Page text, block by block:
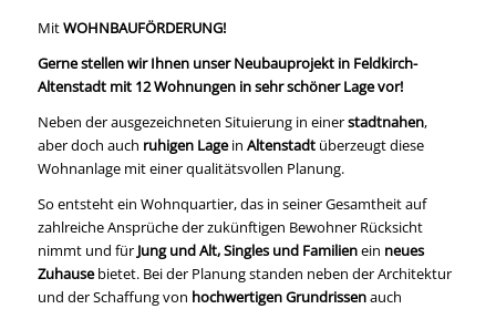
MitWOHNBAUFÖRDERUNG!
Gerne stellen wir Ihnen unser Neubauprojekt in Feldkirch-
Altenstadt mit 12 Wohnungen in sehr schöner Lage vor!
Neben der ausgezeichneten Situierung in einerstadtnahen,
aber doch auch ruhigen Lagein Altenstadtüberzeugt diese
Wohnanlage mit einer qualitätsvollen Planung.
So entsteht ein Wohnquartier, das in seiner Gesamtheit auf
zahlreiche Ansprüche der zukünftigen Bewohner Rücksicht
nimmt und für Jung und Alt, Singles und Familienein neues
Zuhausebietet. Bei der Planung standen neben der Architektur
und der Schaffung von hochwertigen Grundrissenauch